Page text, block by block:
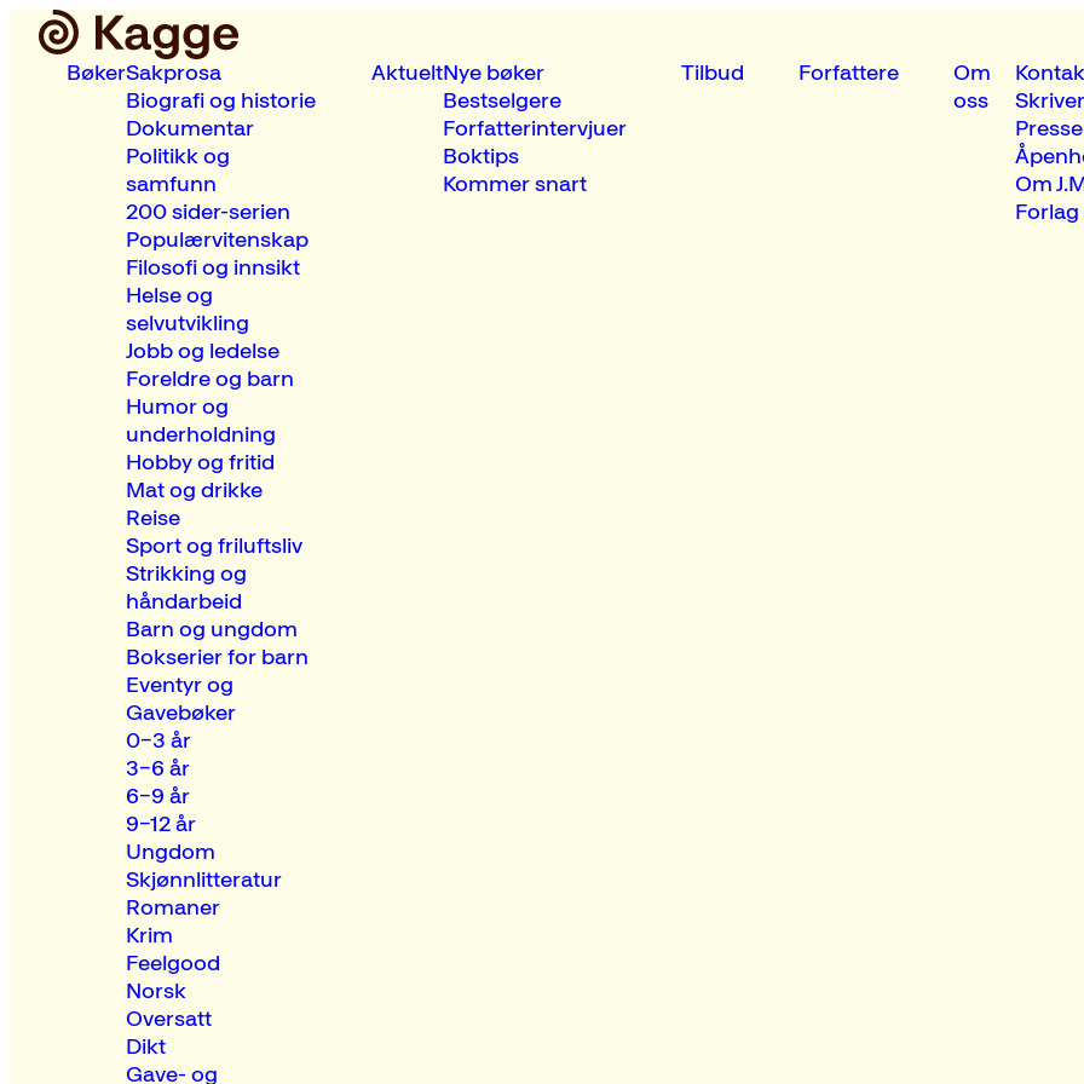
BøkerSakprosa
Biografi og historie
Dokumentar
Politikk og
samfunn
200 sider-serien
Populærvitenskap
Filosofi og innsikt
Helse og
selvutvikling
Jobb og ledelse
Foreldre og barn
Humor og
underholdning
Hobby og fritid
Mat og drikke
Reise
Sport og friluftsliv
Strikking og
håndarbeid
Barn og ungdom
Bokserier for barn
Eventyr og
Gavebøker
0–3 år
3–6 år
6–9 år
9–12 år
Ungdom
Skjønnlitteratur
Romaner
Krim
Feelgood
Norsk
Oversatt
Dikt
Gave- og
AktueltNye bøker
Bestselgere
Forfatterintervjuer
Boktips
Kommer snart
Tilbud Forfattere
Om
oss
Presse
Om
Forlag